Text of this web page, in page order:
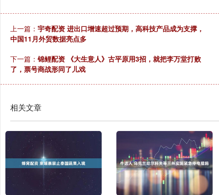
上一篇： 宇奇配资 进出口增速超过预期，高科技产品成为支撑，
中国11月外贸数据亮点多
下一篇： 锦鲤配资 《大生意人》古平原用3招，就把李万堂打败
了，票号商战形同了儿戏
相关文章